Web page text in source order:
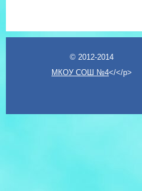
© 2012-2014
МКОУ СОШ №4</</p>